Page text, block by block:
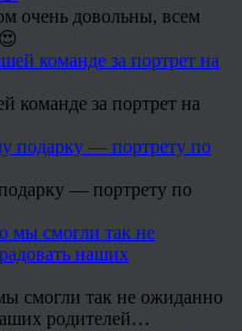
очень довольны, всем
команде за портрет на
— портрету по
смогли так не ожиданно
родителей…